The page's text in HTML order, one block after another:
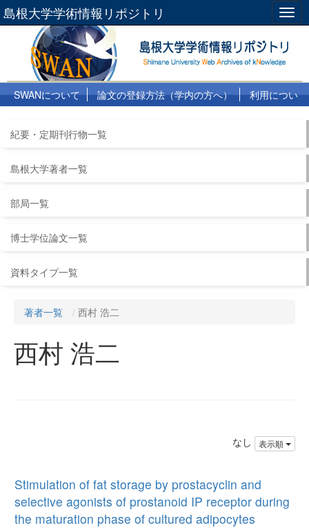
島根大学学術情報リポジトリ
SWANについて 論文の登録方法（学内の方へ）
利用につい
紀要・定期刊行物一覧
島根大学著者一覧
部局一覧
博士学位論文一覧
資料タイプ一覧
著者一覧 西村 浩二
西村 浩二
なし 表示順
Stimulation of fat storage by prostacyclin and
selective agonists of prostanoid IP receptor during
the maturation phase of cultured adipocytes